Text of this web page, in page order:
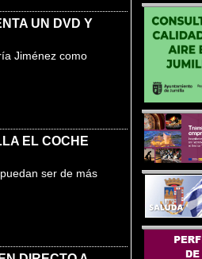
UN DVD Y
Jiménez como
EL COCHE
ser de más